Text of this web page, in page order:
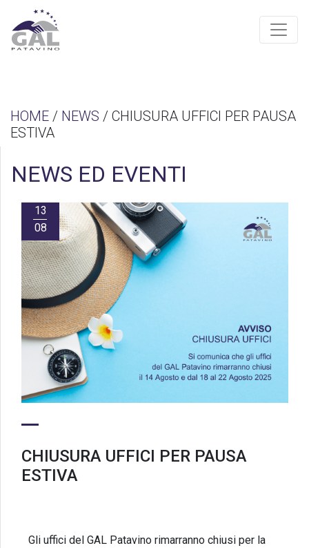
HOME / NEWS / CHIUSURA UFFICI PER PAUSA
ESTIVA
NEWS ED EVENTI
13
08
CHIUSURA UFFICI PER PAUSA
ESTIVA
Gli uffici del GAL Patavino rimarranno chiusi per la